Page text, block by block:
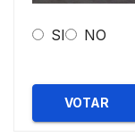
SI NO
VOTAR